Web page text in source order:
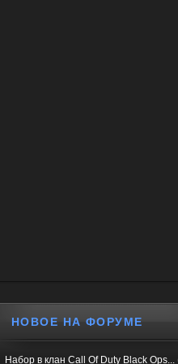
НОВОЕ НА ФОРУМЕ
Набор в клан Call Of Duty Black Ops...